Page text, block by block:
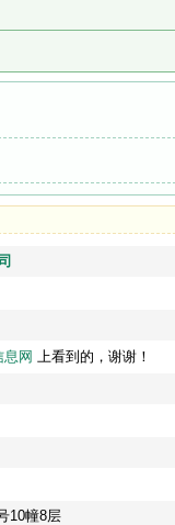
息网 上看到的，谢谢！
10幢8层